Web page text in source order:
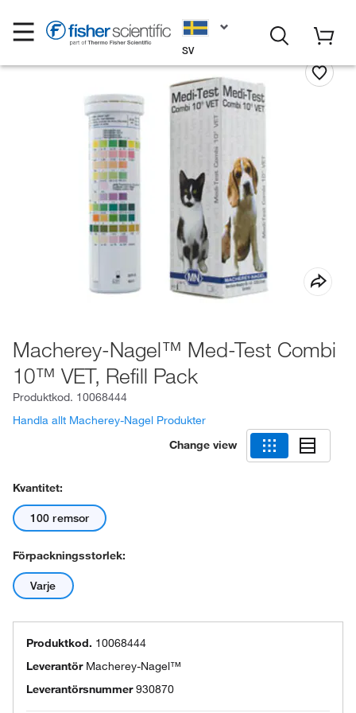
SV
Macherey-Nagel™ Med-Test Combi
10™ VET, Refill Pack
Produktkod. 10068444
Handla allt Macherey-Nagel Produkter
Change view
Kvantitet:
100 remsor
Förpackningsstorlek:
Varje
Produktkod. 10068444
Leverantör Macherey-Nagel™
Leverantörsnummer 930870